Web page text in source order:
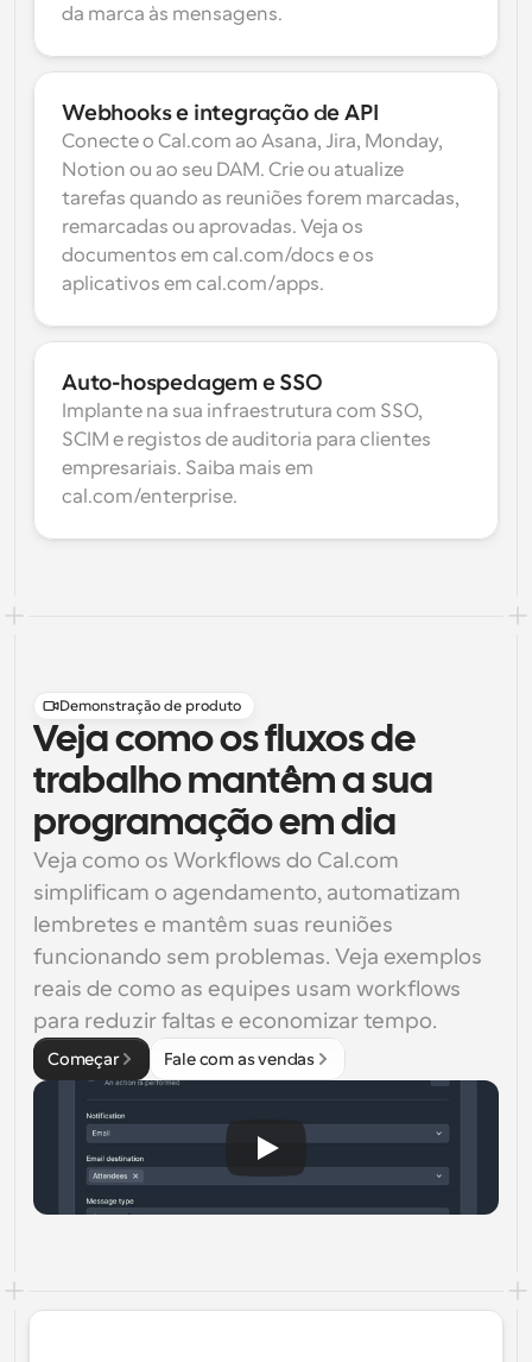
da marca às mensagens.
Webhooks e integração de API
Conecte o Cal.com ao Asana, Jira, Monday,
Notion ou ao seu DAM. Crie ou atualize
tarefas quando as reuniões forem marcadas,
remarcadas ou aprovadas. Veja os
documentos em cal.com/docs e os
aplicativos em cal.com/apps.
Auto-hospedagem e SSO
Implante na sua infraestrutura com SSO,
SCIM e registos de auditoria para clientes
empresariais. Saiba mais em
cal.com/enterprise.
Demonstração de produto
Veja como os fluxos de
trabalho mantêm a sua
programação em dia
Veja como os Workflows do Cal.com
simplificam o agendamento, automatizam
lembretes e mantêm suas reuniões
funcionando sem problemas. Veja exemplos
reais de como as equipes usam workflows
para reduzir faltas e economizar tempo.
Começar Fale com as vendas